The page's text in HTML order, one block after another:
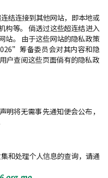
结连接到其他网站，即本地或
构等。 倘透过这些超连结进入
站。 由于这些网站的隐私政策
筹备委员会对其内容和隐
户查阅这些页面倘有的隐私政
明将无需事先通知便会公布，
和处理个人信息的查询，请通